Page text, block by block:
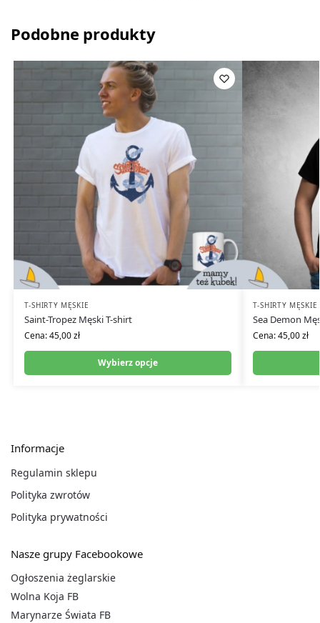
Podobne produkty
T-SHIRTY MĘSKIE
Saint-Tropez Męski T-shirt
Cena:45,00zł
Wybierz opcje
T-SHIRTY MĘSKIE
Sea Demon
Cena:45,00zł
Informacje
Regulamin sklepu
Polityka zwrotów
Polityka prywatności
Nasze grupy Facebookowe
Ogłoszenia żeglarskie
Wolna Koja FB
Marynarze Świata FB